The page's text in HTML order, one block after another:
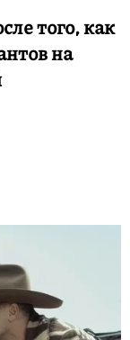
того, как
на